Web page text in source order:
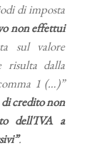
di imposta
non effettui
sul valore
dalla
1 (…)”
credito non
dell'IVA a
.